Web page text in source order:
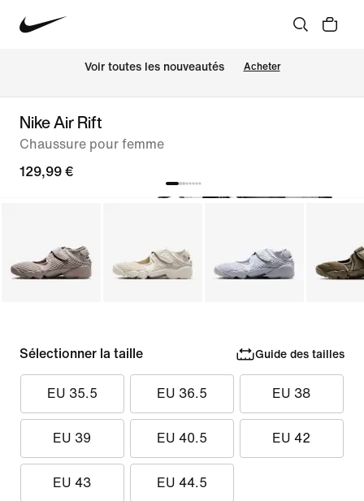
Voir toutes les nouveautés Acheter
Nike Air Rift
Chaussure pour femme
129,99 €
Sélectionner la taille Guide des tailles
EU 35.5 EU 36.5 EU 38
EU 39 EU 40.5 EU 42
EU 43 EU 44.5